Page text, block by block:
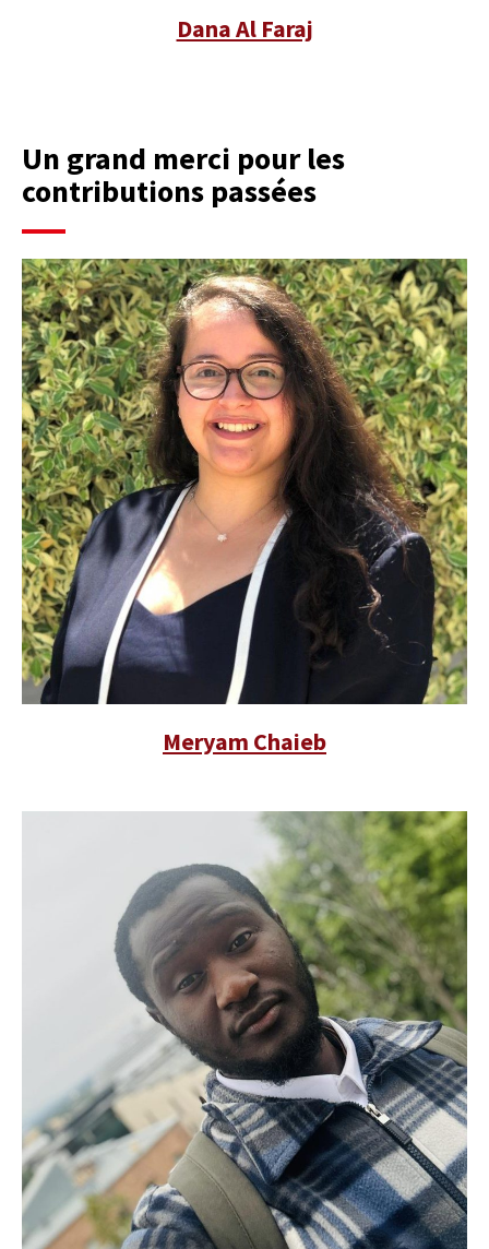
Dana Al Faraj
Un grand merci pour les
contributions passées
Meryam Chaieb